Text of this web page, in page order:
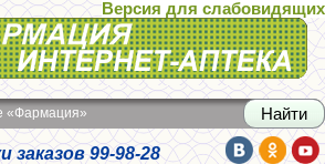
Версия для слабовидящих
«Фармация»
99-98-28